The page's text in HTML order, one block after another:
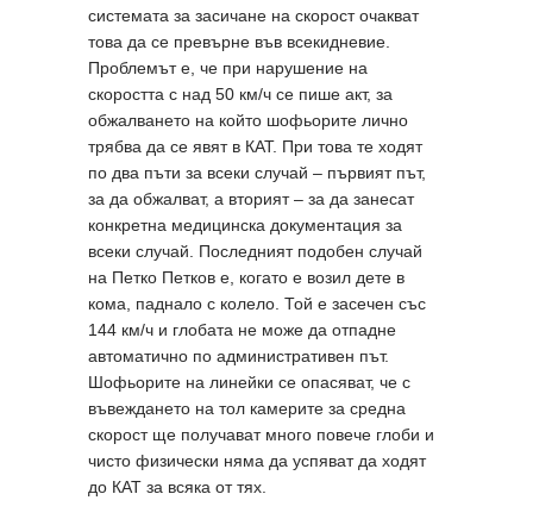
системата за засичане на скорост очакват
това да се превърне във всекидневие.
Проблемът е, че при нарушение на
скоростта с над 50 км/ч се пише акт, за
обжалването на който шофьорите лично
трябва да се явят в КАТ. При това те ходят
по два пъти за всеки случай – първият път,
за да обжалват, а вторият – за да занесат
конкретна медицинска документация за
всеки случай. Последният подобен случай
на Петко Петков е, когато е возил дете в
кома, паднало с колело. Той е засечен със
144 км/ч и глобата не може да отпадне
автоматично по административен път.
Шофьорите на линейки се опасяват, че с
въвеждането на тол камерите за средна
скорост ще получават много повече глоби и
чисто физически няма да успяват да ходят
до КАТ за всяка от тях.